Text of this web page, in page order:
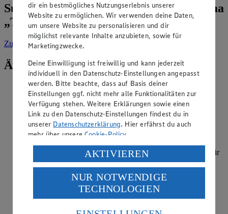
Suche weitere Tipps & Tricks zum Thema
„Tiefkühl“
Zur Suchevorgefiltert nach Kategorie: Tiefkühl
Ähnliche Inhalte
Kann man Zitronensaft einfrieren?
Kategorie:Tiefkühl
Frischen Zitronensaft einfrieren und später problemlos
auftauen geht ganz einfach – wir haben eine Anleitung für
Eiswürfelbehälter füllen und einfrieren. So geht es Schritt für
Schritt: Greif…
dir ein bestmögliches Nutzungserlebnis unserer
Website zu ermöglichen. Wir verwenden deine Daten,
um unsere Website zu personalisieren und dir
möglichst relevante Inhalte anzubieten, sowie für
Marketingzwecke.
Deine Einwilligung ist freiwillig und kann jederzeit
individuell in den Datenschutz-Einstellungen angepasst
werden. Bitte beachte, dass auf Basis deiner
Einstellungen ggf. nicht mehr alle Funktionalitäten zur
Verfügung stehen. Weitere Erklärungen sowie einen
Link zu den Datenschutz-Einstellungen findest du in
unserer Datenschutzerklärung. Hier erfährst du auch
mehr über unsereCookie-Policy.
Verarbeitung deiner personenbezogenen Daten in den
USA durch Facebook und YouTube:
Wenn du auf „Aktivieren“ klickst, willigst du im Sinne
des Art. 49 Abs. 1 Satz 1 lit. a) DSGVO ein, dass deine
Daten in den USA verarbeitet werden. Der EuGH sieht
die USA als Land mit einem nach europäischen
AKTIVIEREN
NUR NOTWENDIGE
TECHNOLOGIEN